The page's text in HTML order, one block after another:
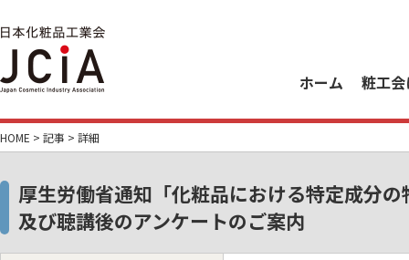
ホーム 粧工
HOME > 記事 > 詳細
厚生労働省通知「化粧品における特定成分
及び聴講後のアンケートのご案内